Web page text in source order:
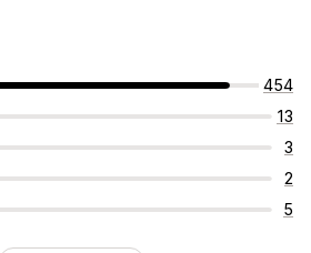
454
13
3
2
5